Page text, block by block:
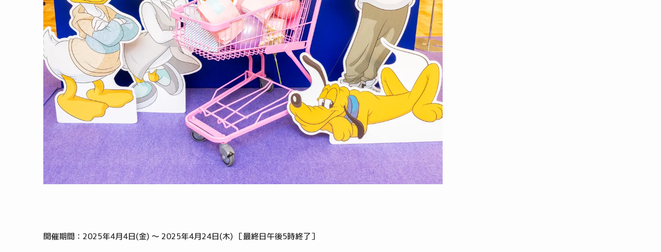
開催期間：2025年4月4日(金) ～ 2025年4月24日(木) ［最終日午後5時終了］